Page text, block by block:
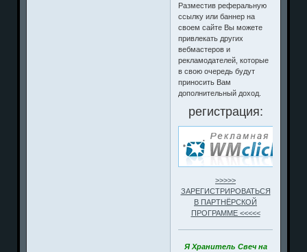
Разместив реферальную
ссылку или баннер на
своем сайте Вы можете
привлекать других
вебмастеров и
рекламодателей, которые
в свою очередь будут
приносить Вам
дополнительный доход.
регистрация:
>>>>>
ЗАРЕГИСТРИРОВАТЬСЯ
В ПАРТНЁРСКОЙ
ПРОГРАММЕ <<<<<
Я Хранитель Свеч на